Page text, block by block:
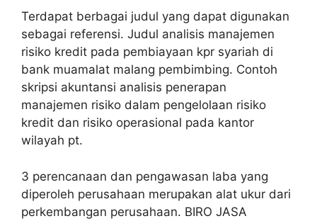
Terdapat berbagai judul yang dapat digunakan
sebagai referensi. Judul analisis manajemen
risiko kredit pada pembiayaan kpr syariah di
bank muamalat malang pembimbing. Contoh
skripsi akuntansi analisis penerapan
manajemen risiko dalam pengelolaan risiko
kredit dan risiko operasional pada kantor
wilayah pt.
3 perencanaan dan pengawasan laba yang
diperoleh perusahaan merupakan alat ukur dari
perkembangan perusahaan. BIRO JASA